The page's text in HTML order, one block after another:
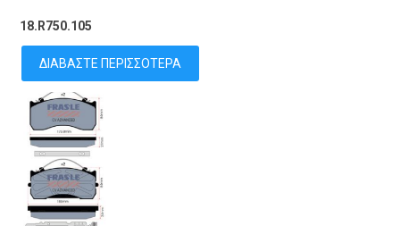
18.R750.105
ΔΙΑΒΆΣΤΕ ΠΕΡΙΣΣΌΤΕΡΑ